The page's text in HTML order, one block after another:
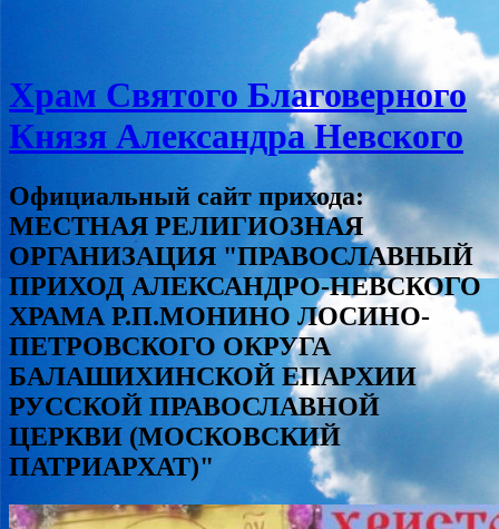
Храм Святого Благоверного
Князя Александра Невского
Официальный сайт прихода:
МЕСТНАЯ РЕЛИГИОЗНАЯ
ОРГАНИЗАЦИЯ "ПРАВОСЛАВНЫЙ
ПРИХОД АЛЕКСАНДРО-НЕВСКОГО
ХРАМА Р.П.МОНИНО ЛОСИНО-
ПЕТРОВСКОГО ОКРУГА
БАЛАШИХИНСКОЙ ЕПАРХИИ
РУССКОЙ ПРАВОСЛАВНОЙ
ЦЕРКВИ (МОСКОВСКИЙ
ПАТРИАРХАТ)"